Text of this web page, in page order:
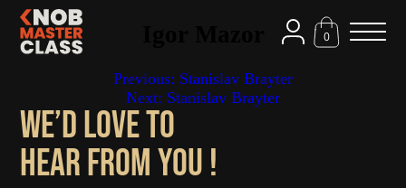
0
Previous: Stanislav Brayter
Next: Stanislav Brayter
We’d love to
! hear from you